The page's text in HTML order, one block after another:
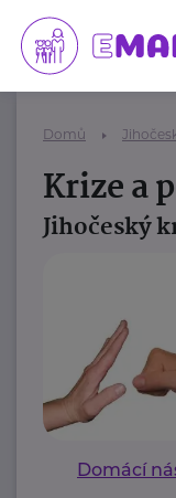
Domů
Krize a
Jihočeský
Domácí